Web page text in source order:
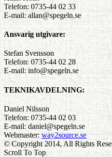
Telefon: 0735-44 02 33
E-mail: allan@spegeln.se
Ansvarig utgivare:
Stefan Svensson
Telefon: 0735-44 02 28
E-mail: info@spegeln.se
TEKNIKAVDELNING:
Daniel Nilsson
Telefon: 0735-44 02 03
E-mail: daniel@spegeln.se
Webmaster:way2source.se
© Copyright 2014, All Rights
Scroll To Top